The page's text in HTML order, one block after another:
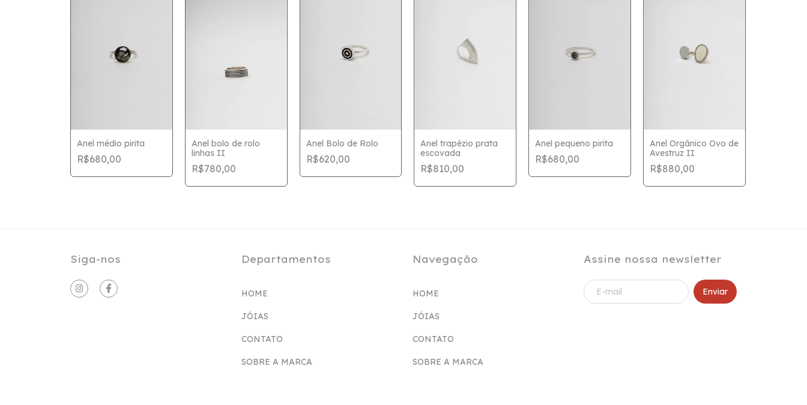
Anel médio pirita
R$680,00
Anel bolo de rolo
linhas II
R$780,00
Anel Bolo de Rolo
R$620,00
Anel trapézio prata
escovada
R$810,00
Anel pequeno pirita
R$680,00
Anel Orgânico Ovo de
Avestruz II
R$880,00
Siga-nos Departamentos
HOME
JÓIAS
CONTATO
SOBRE A MARCA
Navegação
HOME
JÓIAS
CONTATO
SOBRE A MARCA
Assine nossa newsletter